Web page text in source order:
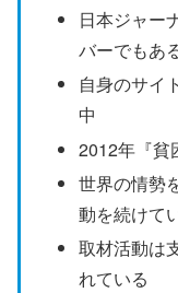
日本ジャー
バーでもあ
自身のサイ
中
2012年『貧
世界の情勢
動を続けて
取材活動は
れている